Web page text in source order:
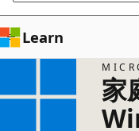
キ
ッ
プ
Learn
家